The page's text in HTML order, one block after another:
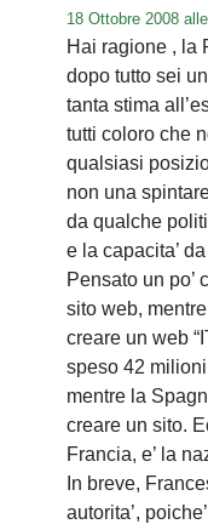
18 Ottobre 2008
Hai ragione , la
dopo tutto sei
tanta stima
tutti coloro che
qualsiasi
non una
da qualche
e la capacita’
Pensato un po’
sito web,
creare un web
speso 42
mentre la
creare un sito.
Francia, e’ la
In breve,
autorita’,